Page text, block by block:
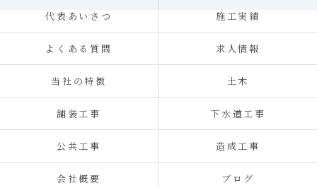
代表あいさつ 施工実績
よくある質問 求人情報
当社の特徴 土木
舗装工事 下水道工事
公共工事 造成工事
会社概要 ブログ